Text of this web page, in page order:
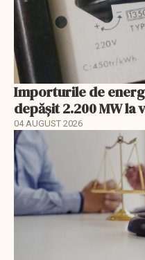
Importurile de
depășit 2.200 MW la
04 AUGUST 2026